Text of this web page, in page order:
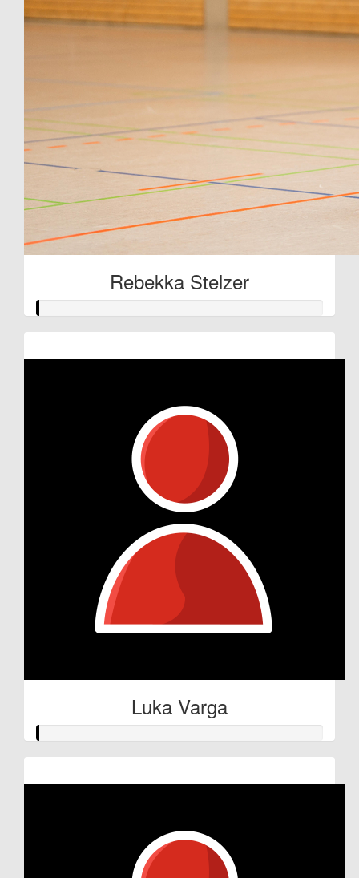
Rebekka Stelzer
Luka Varga